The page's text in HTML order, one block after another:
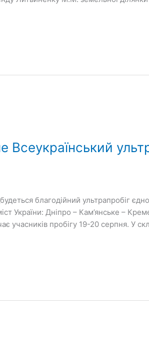
Всеукраїнський
благодійний ультрапробіг
України: Дніпро – Кам’янське –
учасників пробігу 19-20 серпня. У